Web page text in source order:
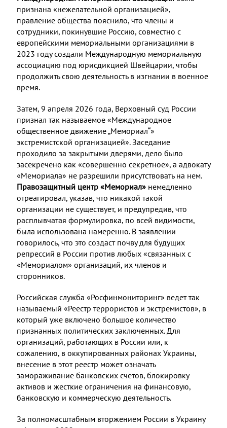
признана «нежелательной организацией»,
правление общества пояснило, что члены и
сотрудники, покинувшие Россию, совместно с
европейскими мемориальными организациями в
2023 году создали Международную мемориальную
ассоциацию под юрисдикцией Швейцарии, чтобы
продолжить свою деятельность в изгнании в военное
время.
Затем, 9 апреля 2026 года, Верховный суд России
признал так называемое «Международное
общественное движение „Мемориал“»
экстремистской организацией». Заседание
проходило за закрытыми дверями, дело было
засекречено как «совершенно секретное», а адвокату
«Мемориала» не разрешили присутствовать на нем.
Правозащитный центр «Мемориал» немедленно
отреагировал, указав, что никакой такой
организации не существует, и предупредив, что
расплывчатая формулировка, по всей видимости,
была использована намеренно. В заявлении
говорилось, что это создаст почву для будущих
репрессий в России против любых «связанных с
«Мемориалом» организаций, их членов и
сторонников.
Российская служба «Росфинмониторинг» ведет так
называемый «Реестр террористов и экстремистов», в
который уже включено большое количество
признанных политических заключенных. Для
организаций, работающих в России или, к
сожалению, в оккупированных районах Украины,
внесение в этот реестр может означать
замораживание банковских счетов, блокировку
активов и жесткие ограничения на финансовую,
банковскую и коммерческую деятельность.
За полномасштабным вторжением России в Украину